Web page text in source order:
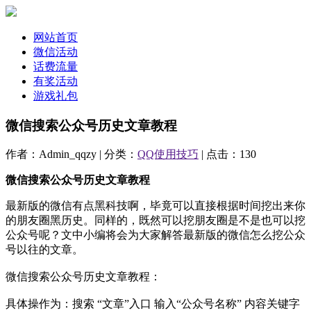
网站首页
微信活动
话费流量
有奖活动
游戏礼包
微信搜索公众号历史文章教程
作者：Admin_qqzy | 分类： QQ使用技巧 | 点击：130
微信搜索公众号历史文章教程
最新版的微信有点黑科技啊，毕竟可以直接根据时间挖出来你
的朋友圈黑历史。同样的，既然可以挖朋友圈是不是也可以挖
公众号呢？文中小编将会为大家解答最新版的微信怎么挖公众
号以往的文章。
微信搜索公众号历史文章教程：
具体操作为：搜索 “文章”入口 输入“公众号名称” 内容关键字